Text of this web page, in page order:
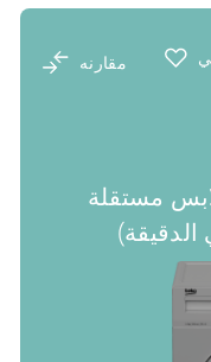
مقارنه
مستقلة